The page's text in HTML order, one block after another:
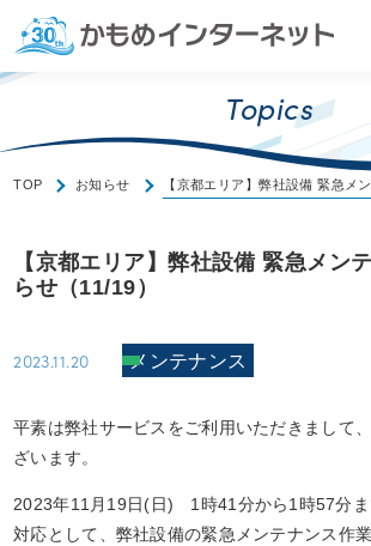
Topics
TOP お知らせ 【京都エリア】弊社設備 緊急メ
【京都エリア】弊社設備 緊急メン
らせ（11/19）
2023.11.20 メンテナンス
平素は弊社サービスをご利用いただきまして
ざいます。
2023年11月19日(日) 1時41分から1時57分ま
対応として、弊社設備の緊急メンテナンス作